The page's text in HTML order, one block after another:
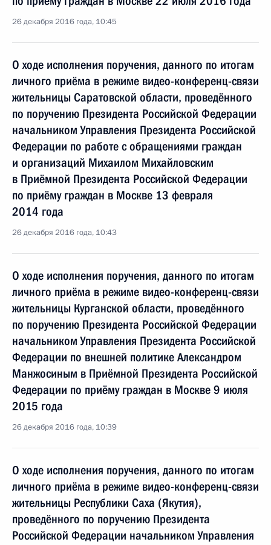
26 декабря 2016 года, 10:45
О ходе исполнения поручения, данного по итогам
личного приёма в режиме видео-конференц-связи
жительницы Саратовской области, проведённого
по поручению Президента Российской Федерации
начальником Управления Президента Российской
Федерации по работе с обращениями граждан
и организаций Михаилом Михайловским
в Приёмной Президента Российской Федерации
по приёму граждан в Москве 13 февраля
2014 года
26 декабря 2016 года, 10:43
О ходе исполнения поручения, данного по итогам
личного приёма в режиме видео-конференц-связи
жительницы Курганской области, проведённого
по поручению Президента Российской Федерации
начальником Управления Президента Российской
Федерации по внешней политике Александром
Манжосиным в Приёмной Президента Российской
Федерации по приёму граждан в Москве 9 июля
2015 года
26 декабря 2016 года, 10:39
О ходе исполнения поручения, данного по итогам
личного приёма в режиме видео-конференц-связи
жительницы Республики Саха (Якутия),
проведённого по поручению Президента
Российской Федерации начальником Управления